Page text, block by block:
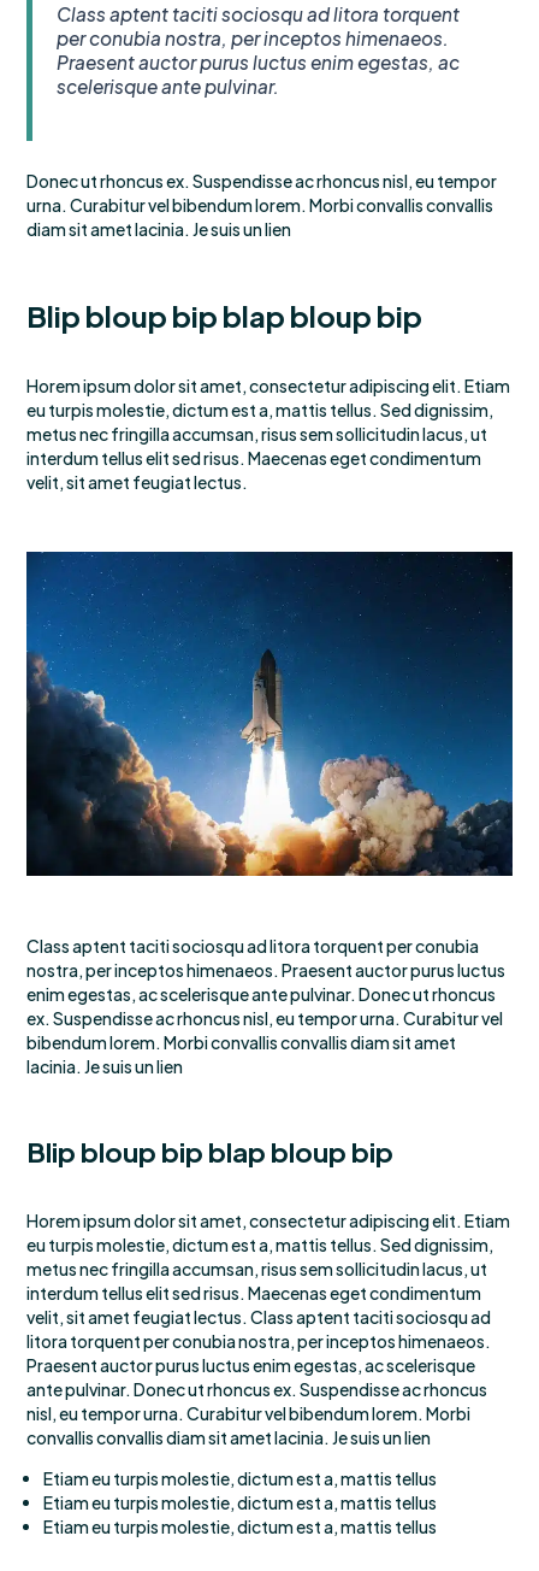
Class aptent taciti sociosqu ad litora torquent
per conubia nostra, per inceptos himenaeos.
Praesent auctor purus luctus enim egestas, ac
scelerisque ante pulvinar.
Donec ut rhoncus ex. Suspendisse ac rhoncus nisl, eu tempor
urna. Curabitur vel bibendum lorem. Morbi convallis convallis
diam sit amet lacinia. Je suis un lien
Blip bloup bip blap bloup bip
Horem ipsum dolor sit amet, consectetur adipiscing elit. Etiam
eu turpis molestie, dictum est a, mattis tellus. Sed dignissim,
metus nec fringilla accumsan, risus sem sollicitudin lacus, ut
interdum tellus elit sed risus. Maecenas eget condimentum
velit, sit amet feugiat lectus.
Class aptent taciti sociosqu ad litora torquent per conubia
nostra, per inceptos himenaeos. Praesent auctor purus luctus
enim egestas, ac scelerisque ante pulvinar. Donec ut rhoncus
ex. Suspendisse ac rhoncus nisl, eu tempor urna. Curabitur vel
bibendum lorem. Morbi convallis convallis diam sit amet
lacinia. Je suis un lien
Blip bloup bip blap bloup bip
Horem ipsum dolor sit amet, consectetur adipiscing elit. Etiam
eu turpis molestie, dictum est a, mattis tellus. Sed dignissim,
metus nec fringilla accumsan, risus sem sollicitudin lacus, ut
interdum tellus elit sed risus. Maecenas eget condimentum
velit, sit amet feugiat lectus. Class aptent taciti sociosqu ad
litora torquent per conubia nostra, per inceptos himenaeos.
Praesent auctor purus luctus enim egestas, ac scelerisque
ante pulvinar. Donec ut rhoncus ex. Suspendisse ac rhoncus
nisl, eu tempor urna. Curabitur vel bibendum lorem. Morbi
convallis convallis diam sit amet lacinia. Je suis un lien
Etiam eu turpis molestie, dictum est a, mattis tellus
Etiam eu turpis molestie, dictum est a, mattis tellus
Etiam eu turpis molestie, dictum est a, mattis tellus